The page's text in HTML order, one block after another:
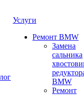
Услуги
Ремонт BMW
Замена
сальника
BMW
Ремонт